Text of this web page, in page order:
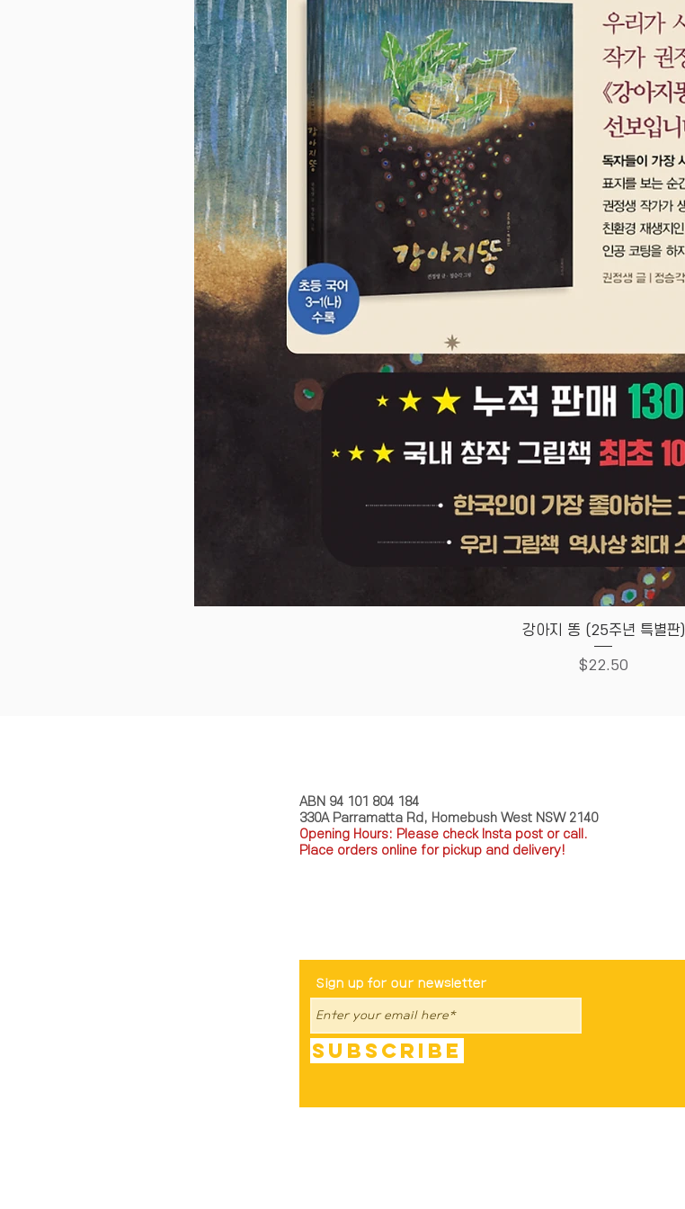
Quick View
강아지 똥 (25주년 특별판)
Price
$22.50
ABN 94 101 804 184
330A Parramatta Rd, Homebush West NSW 2140
Opening Hours: Please check Insta post or call.
Place orders online for pickup and delivery!
Sign up for our newsletter
Subscribe